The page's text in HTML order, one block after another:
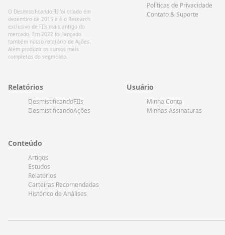
O DesmistificandoFII foi criado em
dezembro de 2015 e é o Research
exclusivo de FIIs mais antigo do
mercado. Em 2022 foi lançado
também nosso relatório de Ações.
Além produzir os cursos mais
completos do segmento.
Políticas de Privacidade
Contato & Suporte
Relatórios
DesmistificandoFIIs
DesmistificandoAções
Usuário
Minha Conta
Minhas Assinaturas
Conteúdo
Artigos
Estudos
Relatórios
Carteiras Recomendadas
Histórico de Análises